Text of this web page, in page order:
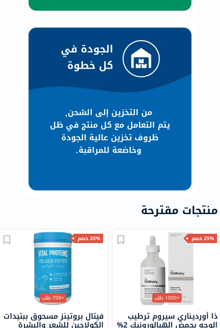
منتجات مقترحة
25% خصم
+1000 طلب
ذا أورديناري سيروم ترطيب
الوجه بحمض الهيالورونيك 2%
20% خصم
+700 طلب
فيتال بروتينز مسحوق ببتيدات
الكولاجين للشعر والبشرة